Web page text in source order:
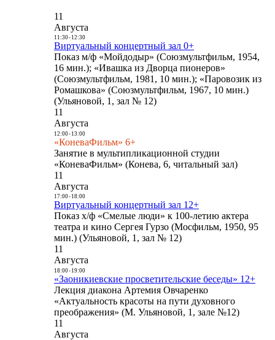
11
Августа
11:30- 12:30
Виртуальный концертный зал 0+
Показ м/ф «Мойдодыр» (Союзмультфильм, 1954,
16 мин.); «Ивашка из Дворца пионеров»
(Союзмультфильм, 1981, 10 мин.); «Паровозик из
Ромашкова» (Союзмультфильм, 1967, 10 мин.)
(Ульяновой, 1, зал № 12)
11
Августа
12:00- 13:00
«КоневаФильм» 6+
Занятие в мультипликационной студии
«КоневаФильм» (Конева, 6, читальный зал)
11
Августа
17:00- 18:00
Виртуальный концертный зал 12+
Показ х/ф «Смелые люди» к 100-летию актера
театра и кино Сергея Гурзо (Мосфильм, 1950, 95
мин.) (Ульяновой, 1, зал № 12)
11
Августа
18:00- 19:00
«Заоникиевские просветительские беседы» 12+
Лекция диакона Артемия Овчаренко
«Актуальность красоты на пути духовного
преображения» (М. Ульяновой, 1, зале №12)
11
Августа